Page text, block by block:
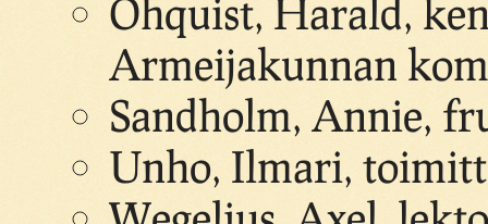
Öhquist, Harald,
Armeijakunnan
Sandholm, Annie,
Unho, Ilmari,